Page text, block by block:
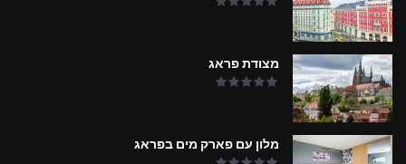
מצודת פראג
מלון עם פארק מים בפראג